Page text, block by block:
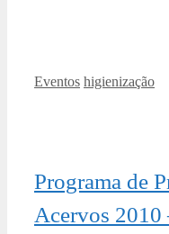
Categorias
Eventos Tags
higienização
Programa de
Acervos 2010